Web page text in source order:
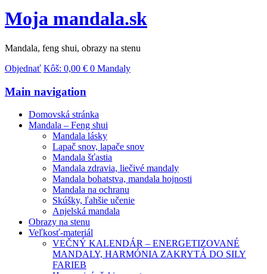
Moja mandala.sk
Mandala, feng shui, obrazy na stenu
Objednať Kôš: 0,00 € 0 Mandaly
Main navigation
Domovská stránka
Mandala – Feng shui
Mandala lásky
Lapač snov, lapače snov
Mandala šťastia
Mandala zdravia, liečivé mandaly
Mandala bohatstva, mandala hojnosti
Mandala na ochranu
Skúšky, ľahšie učenie
Anjelská mandala
Obrazy na stenu
Veľkosť-materiál
VEČNÝ KALENDÁR – ENERGETIZOVANÉ
MANDALY, HARMÓNIA ZAKRYTÁ DO SILY
FARIEB